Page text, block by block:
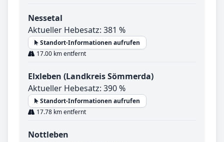
Nessetal
Aktueller Hebesatz: 381 %
Standort-Informationen aufrufen
17.00 km entfernt
Elxleben (Landkreis Sömmerda)
Aktueller Hebesatz: 390 %
Standort-Informationen aufrufen
17.78 km entfernt
Nottleben